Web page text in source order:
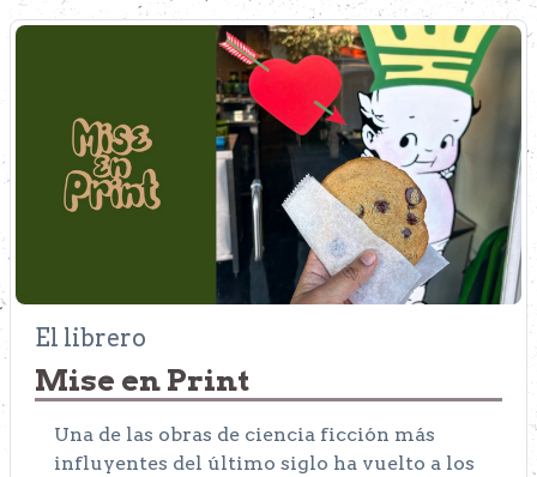
El librero
Mise en Print
Una de las obras de ciencia ficción más
influyentes del último siglo ha vuelto a los